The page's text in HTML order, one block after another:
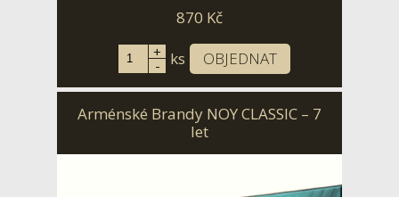
870 Kč
+
- ks OBJEDNAT
Arménské Brandy NOY CLASSIC – 7
let